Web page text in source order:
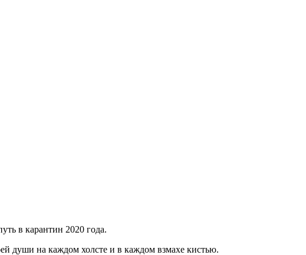
в карантин 2020 года.
души на каждом холсте и в каждом взмахе кистью.